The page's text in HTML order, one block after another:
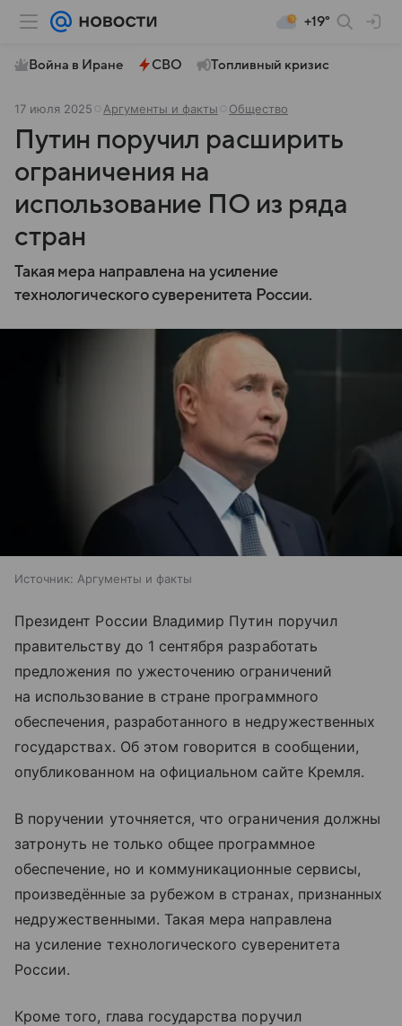
+19°
Война в Иране СВО Топливный кризис
17 июля 2025 Аргументы и факты Общество
Путин поручил расширить
ограничения на
использование ПО из ряда
стран
Такая мера направлена на усиление
технологического суверенитета России.
Источник: Аргументы и факты
Президент России Владимир Путин поручил
правительству до 1 сентября разработать
предложения по ужесточению ограничений
на использование в стране программного
обеспечения, разработанного в недружественных
государствах. Об этом говорится в сообщении,
опубликованном на официальном сайте Кремля.
В поручении уточняется, что ограничения должны
затронуть не только общее программное
обеспечение, но и коммуникационные сервисы,
произведённые за рубежом в странах, признанных
недружественными. Такая мера направлена
на усиление технологического суверенитета
России.
Кроме того, глава государства поручил